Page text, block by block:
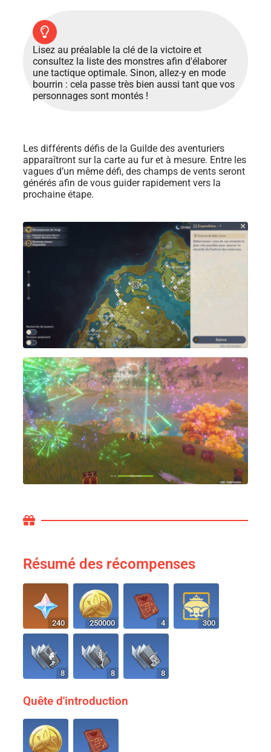
Lisez au préalable la clé de la victoire et
consultez la liste des monstres afin d'élaborer
une tactique optimale. Sinon, allez-y en mode
bourrin : cela passe très bien aussi tant que vos
personnages sont montés !
Les différents défis de la Guilde des aventuriers
apparaîtront sur la carte au fur et à mesure. Entre les
vagues d’un même défi, des champs de vents seront
générés afin de vous guider rapidement vers la
prochaine étape.
Résumé des récompenses
240 250000 4 300
8 8 8
Quête d'introduction